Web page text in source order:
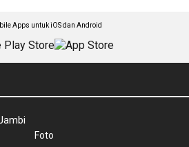
Apps untuk iOS dan Android
Foto